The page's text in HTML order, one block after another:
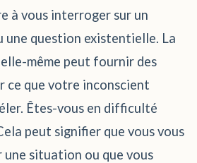
à vous interroger sur un
une question existentielle. La
même peut fournir des
ce que votre inconscient
Êtes-vous en difficulté
peut signifier que vous vous
une situation ou que vous